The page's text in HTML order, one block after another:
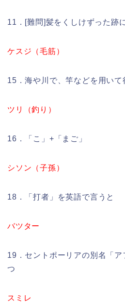
11．[難問]髪をくしけずった跡
ケスジ（毛筋）
15．海や川で、竿などを用いて
ツリ（釣り）
16．「こ」+「まご」
シソン（子孫）
18．「打者」を英語で言うと
バツター
19．セントポーリアの別名「
つ
スミレ